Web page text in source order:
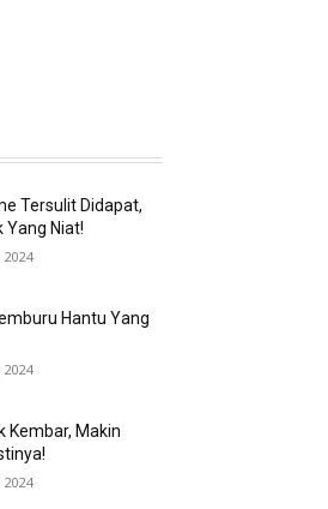
Tersulit Didapat,
Yang Niat!
Hantu Yang
Kembar, Makin